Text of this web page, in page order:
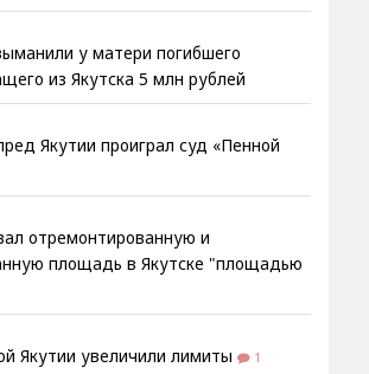
у матери погибшего
из Якутска 5 млн рублей
Якутии проиграл суд «Пенной
отремонтированную и
площадь в Якутске "площадью
Якутии увеличили лимиты 1